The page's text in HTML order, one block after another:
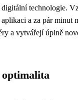
technologie.
a za pár minut
a vytvářejí úplně
optimalita